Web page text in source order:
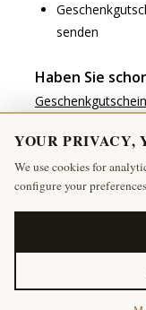
senden
Haben Sie
YOUR PRIVACY,
We use cookies for
configure your